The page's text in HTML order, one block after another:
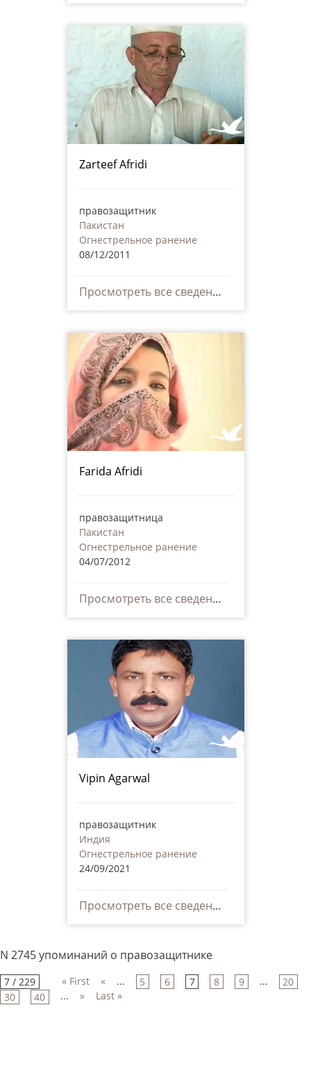
Zarteef Afridi
правозащитник
Пакистан
Огнестрельное ранение
08/12/2011
Просмотреть все сведения
Farida Afridi
правозащитница
Пакистан
Огнестрельное ранение
04/07/2012
Просмотреть все сведения
Vipin Agarwal
правозащитник
Индия
Огнестрельное ранение
24/09/2021
Просмотреть все сведения
N 2745 упоминаний о правозащитнике
7 / 229 « First « ... 5 6 7 8 9 ...
20
30
40 ... » Last »